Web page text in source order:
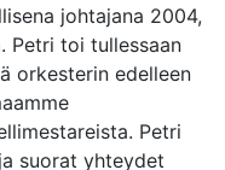
johtajana 2004,
Petri toi tullessaan
orkesterin edelleen
Petri
suorat yhteydet